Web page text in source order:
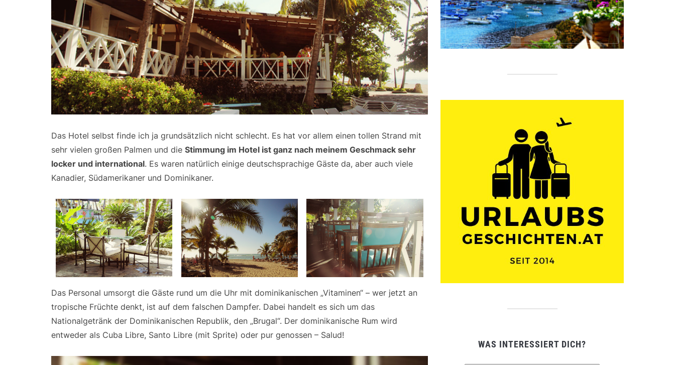
Das Hotel selbst finde ich ja grundsätzlich nicht schlecht. Es hat vor allem einen tollen Strand mit
sehr vielen großen Palmen und die Stimmung im Hotel ist ganz nach meinem Geschmack sehr
locker und international. Es waren natürlich einige deutschsprachige Gäste da, aber auch viele
Kanadier, Südamerikaner und Dominikaner.
Das Personal umsorgt die Gäste rund um die Uhr mit dominikanischen „Vitaminen“ – wer jetzt an
tropische Früchte denkt, ist auf dem falschen Dampfer. Dabei handelt es sich um das
Nationalgetränk der Dominikanischen Republik, den „Brugal“. Der dominikanische Rum wird
entweder als Cuba Libre, Santo Libre (mit Sprite) oder pur genossen – Salud!
WAS INTERESSIERT DICH?